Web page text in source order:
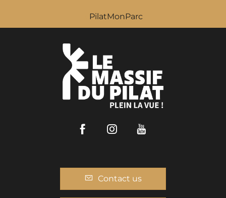
PilatMonParc
FacebookInstagram
Contact us